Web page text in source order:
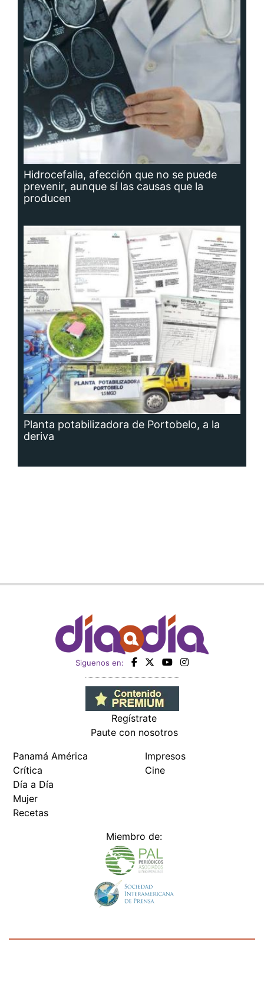
Hidrocefalia, afección que no se puede
prevenir, aunque sí las causas que la
producen
Planta potabilizadora de Portobelo, a la
deriva
Siguenos en:
Regístrate
Paute con nosotros
Panamá América
Crítica
Día a Día
Mujer
Recetas
Impresos
Cine
Miembro de: